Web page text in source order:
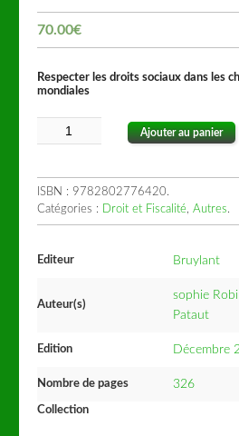
70.00€
Respecter les droits sociaux dans les
mondiales
Ajouter au panier
ISBN : 9782802776420.
Catégories : Droit et Fiscalité,Autres.
Editeur Bruylant
Auteur(s)
sophie
Pataut
Edition Décembre
Nombre de pages 326
Collection